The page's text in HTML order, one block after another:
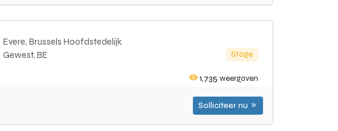
Evere, Brussels Hoofdstedelijk
Gewest, BE
Stage
1,735 weergaven
Solliciteer nu